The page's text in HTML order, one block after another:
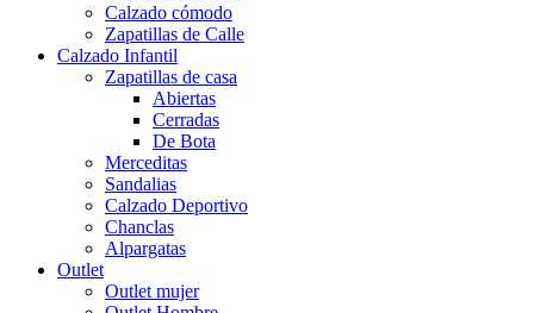
Calzado cómodo
Zapatillas de Calle
Calzado Infantil
Zapatillas de casa
Abiertas
Cerradas
De Bota
Merceditas
Sandalias
Calzado Deportivo
Chanclas
Alpargatas
Outlet
Outlet mujer